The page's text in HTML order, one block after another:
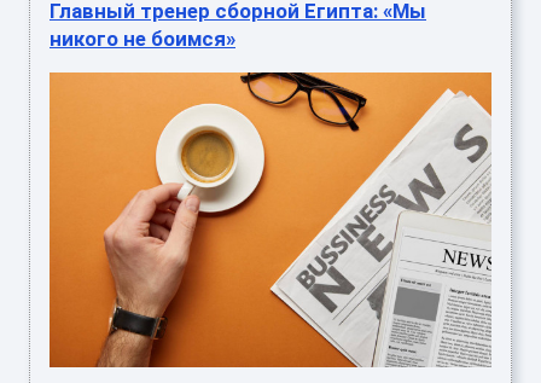
Главный тренер сборной Египта: «Мы
никого не боимся»